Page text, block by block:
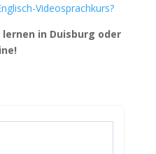
Videosprachkurs?
lernen in Duisburg oder